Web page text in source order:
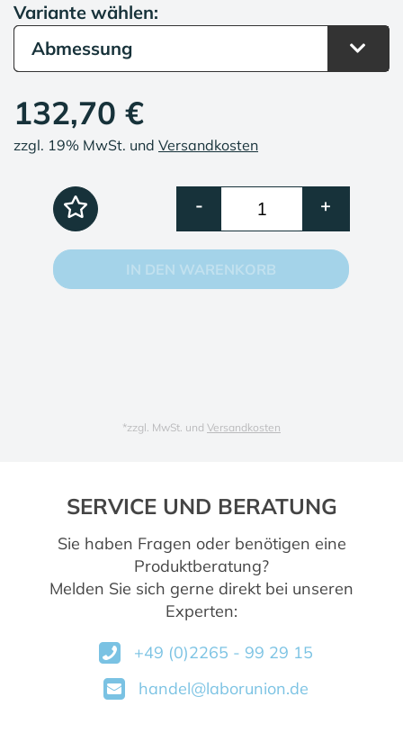
Variante wählen:
Abmessung
132,70 €
zzgl. 19% MwSt. und Versandkosten
- +
IN DEN WARENKORB
*zzgl. MwSt. und Versandkosten
SERVICE UND BERATUNG
Sie haben Fragen oder benötigen eine
Produktberatung?
Melden Sie sich gerne direkt bei unseren
Experten:
+49 (0)2265 - 99 29 15
handel@laborunion.de